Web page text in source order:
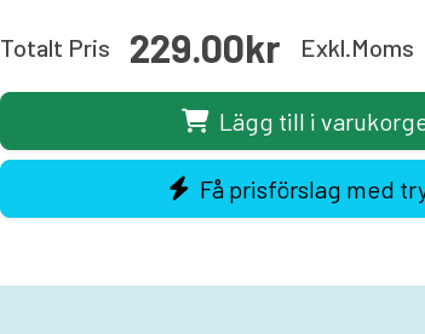
Totalt Pris 229.00kr Exkl.moms
Lägg till i
Få prisförslag med